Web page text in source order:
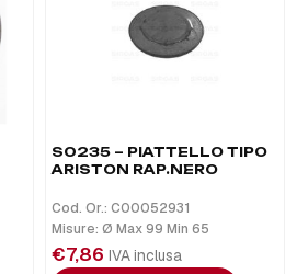
S0235 – PIATTELLO TIPO
ARISTON RAP.NERO
Cod. Or.: C00052931
Misure: Ø Max 99 Min 65
€7,86 IVA inclusa